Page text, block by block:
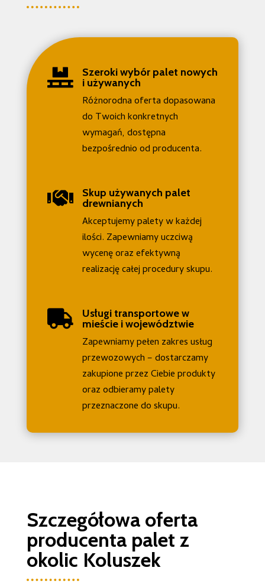

Szeroki wybór palet nowych
i używanych
Różnorodna oferta dopasowana
do Twoich konkretnych
wymagań, dostępna
bezpośrednio od producenta.

Skup używanych palet
drewnianych
Akceptujemy palety w każdej
ilości. Zapewniamy uczciwą
wycenę oraz efektywną
realizację całej procedury skupu.

Usługi transportowe w
mieście i województwie
Zapewniamy pełen zakres usług
przewozowych – dostarczamy
zakupione przez Ciebie produkty
oraz odbieramy palety
przeznaczone do skupu.
Szczegółowa oferta
producenta palet z
okolic Koluszek